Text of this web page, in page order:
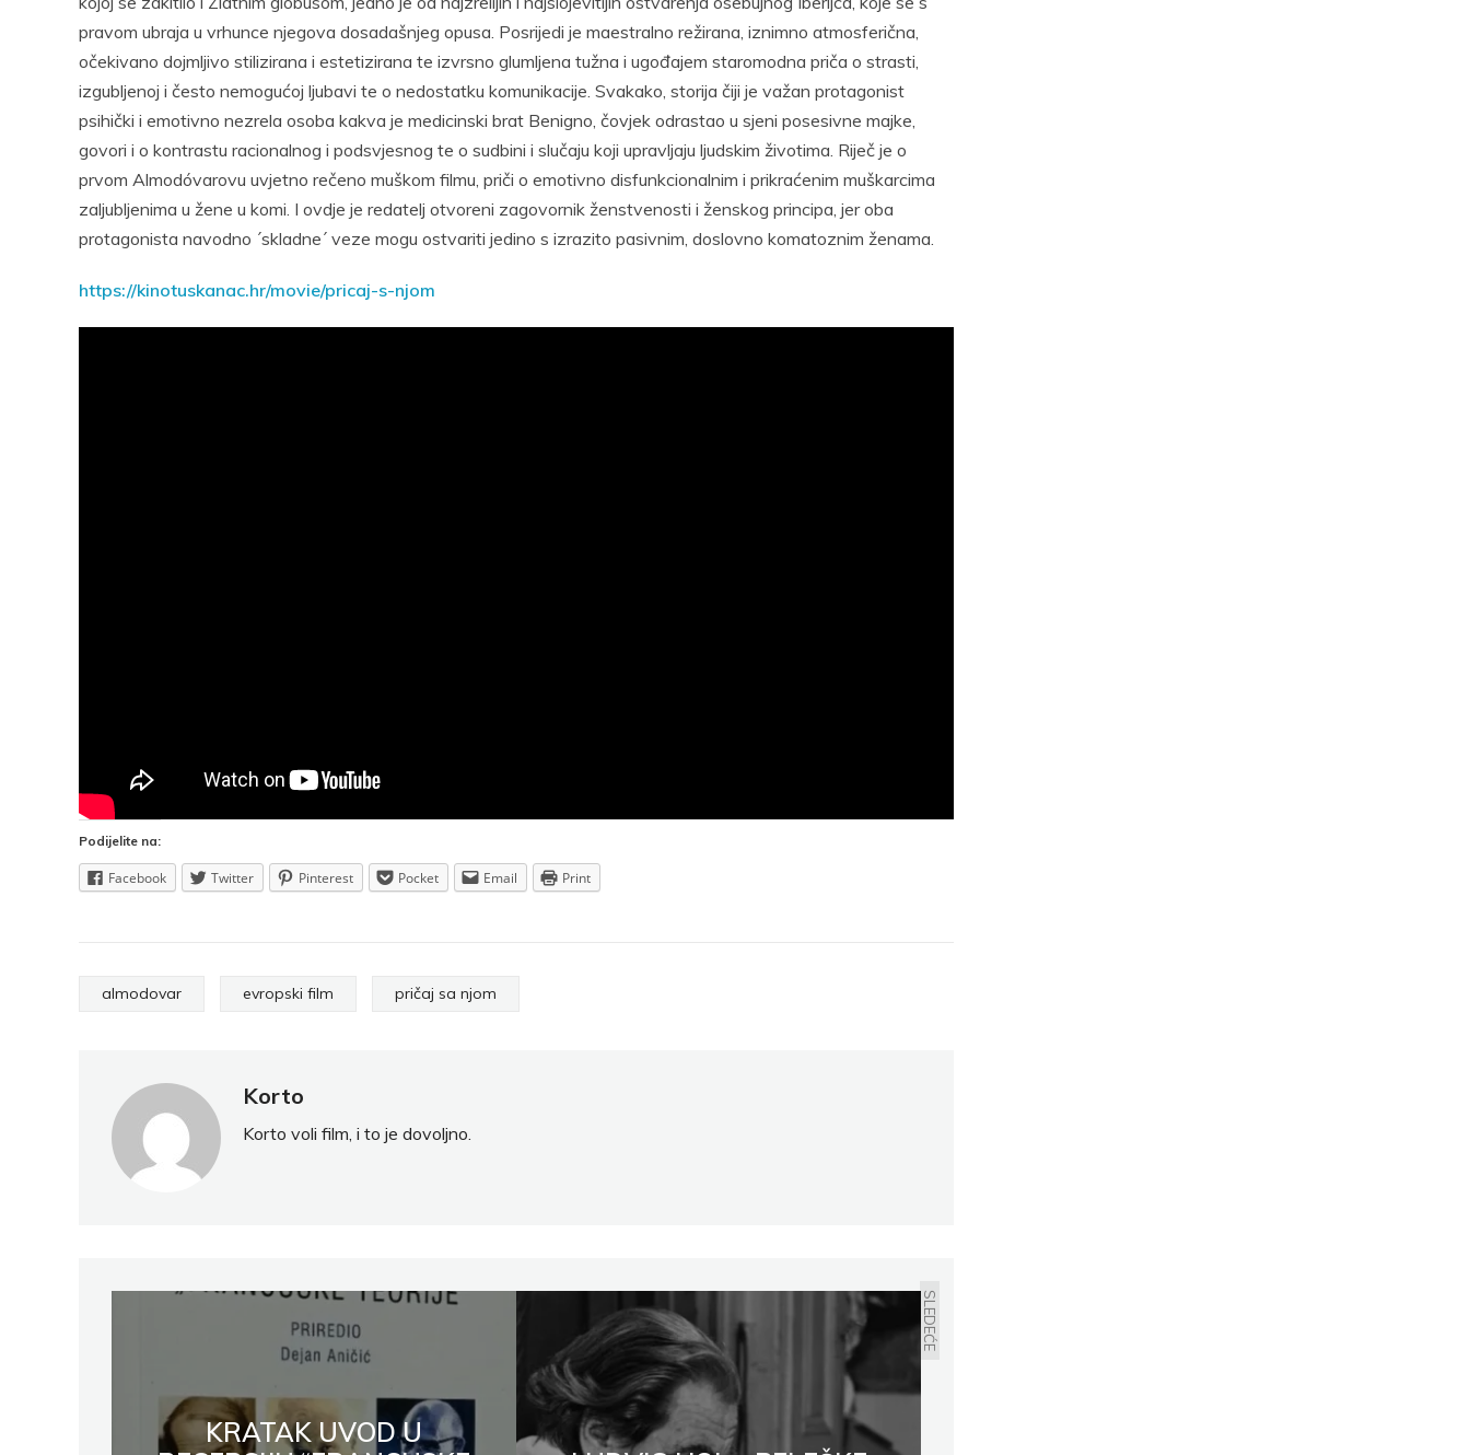
pravom ubraja u vrhunce njegova dosadašnjeg opusa. Posrijedi je maestralno režirana, iznimno atmosferična,
očekivano dojmljivo stilizirana i estetizirana te izvrsno glumljena tužna i ugođajem staromodna priča o strasti,
izgubljenoj i često nemogućoj ljubavi te o nedostatku komunikacije. Svakako, storija čiji je važan protagonist
psihički i emotivno nezrela osoba kakva je medicinski brat Benigno, čovjek odrastao u sjeni posesivne majke,
govori i o kontrastu racionalnog i podsvjesnog te o sudbini i slučaju koji upravljaju ljudskim životima. Riječ je o
prvom Almodóvarovu uvjetno rečeno muškom filmu, priči o emotivno disfunkcionalnim i prikraćenim muškarcima
zaljubljenima u žene u komi. I ovdje je redatelj otvoreni zagovornik ženstvenosti i ženskog principa, jer oba
protagonista navodno ´skladne´ veze mogu ostvariti jedino s izrazito pasivnim, doslovno komatoznim ženama.
https://kinotuskanac.hr/movie/pricaj-s-njom
Podijelite na:
Facebook Twitter Pinterest Pocket Email Print
almodovar evropski film pričaj sa njom
Korto
Korto voli film, i to je dovoljno.
KRATAK UVOD U
SLEDEĆE